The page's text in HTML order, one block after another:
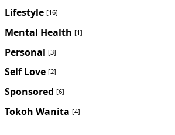
Lifestyle [16]
Mental Health [1]
Personal [3]
Self Love [2]
Sponsored [6]
Tokoh Wanita [4]